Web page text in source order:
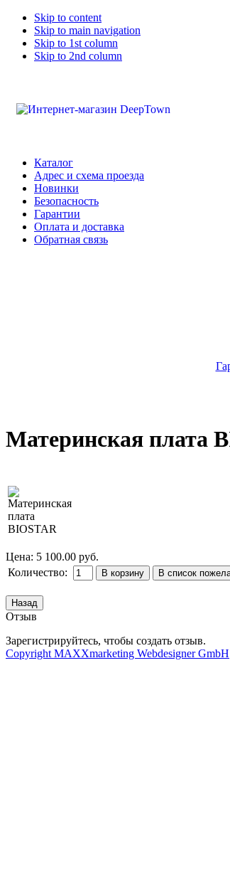
Skip to content
Skip to main navigation
Skip to 1st column
Skip to 2nd column
Каталог
Адрес и схема проезда
Новинки
Безопасность
Гарантии
Оплата и доставка
Обратная связь
Материнская плата
Цена: 5 100.00 руб.
Количество:
Отзыв
Зарегистрируйтесь, чтобы создать отзыв.
Copyright MAXXmarketing Webdesigner GmbH